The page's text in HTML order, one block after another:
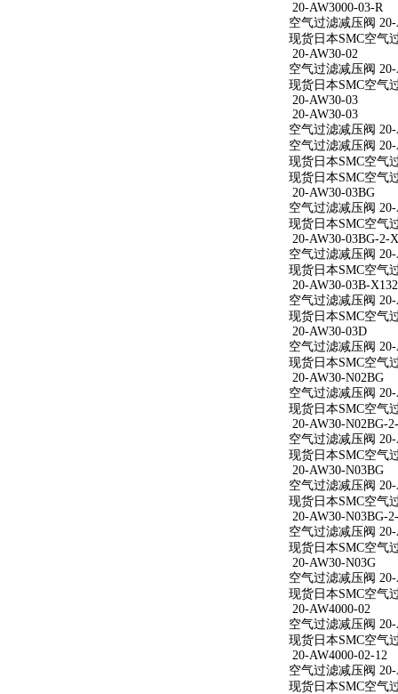
20-AW3000-03-R
空气过滤减压阀 20-
现货日本SMC空气
20-AW30-02
空气过滤减压阀 20-
现货日本SMC空气
20-AW30-03
20-AW30-03
空气过滤减压阀 20-
空气过滤减压阀 20-
现货日本SMC空气
现货日本SMC空气
20-AW30-03BG
空气过滤减压阀 20-
现货日本SMC空气
20-AW30-03BG-2-
空气过滤减压阀
现货日本SMC空气
20-AW30-03B-X132
空气过滤减压阀
现货日本SMC空气
20-AW30-03D
空气过滤减压阀
现货日本SMC空气
20-AW30-N02BG
空气过滤减压阀
现货日本SMC空气
20-AW30-N02BG-
空气过滤减压阀
现货日本SMC空气
20-AW30-N03BG
空气过滤减压阀
现货日本SMC空气
20-AW30-N03BG-
空气过滤减压阀
现货日本SMC空气
20-AW30-N03G
空气过滤减压阀
现货日本SMC空气
20-AW4000-02
空气过滤减压阀 20-
现货日本SMC空气
20-AW4000-02-12
空气过滤减压阀 20-
现货日本SMC空气